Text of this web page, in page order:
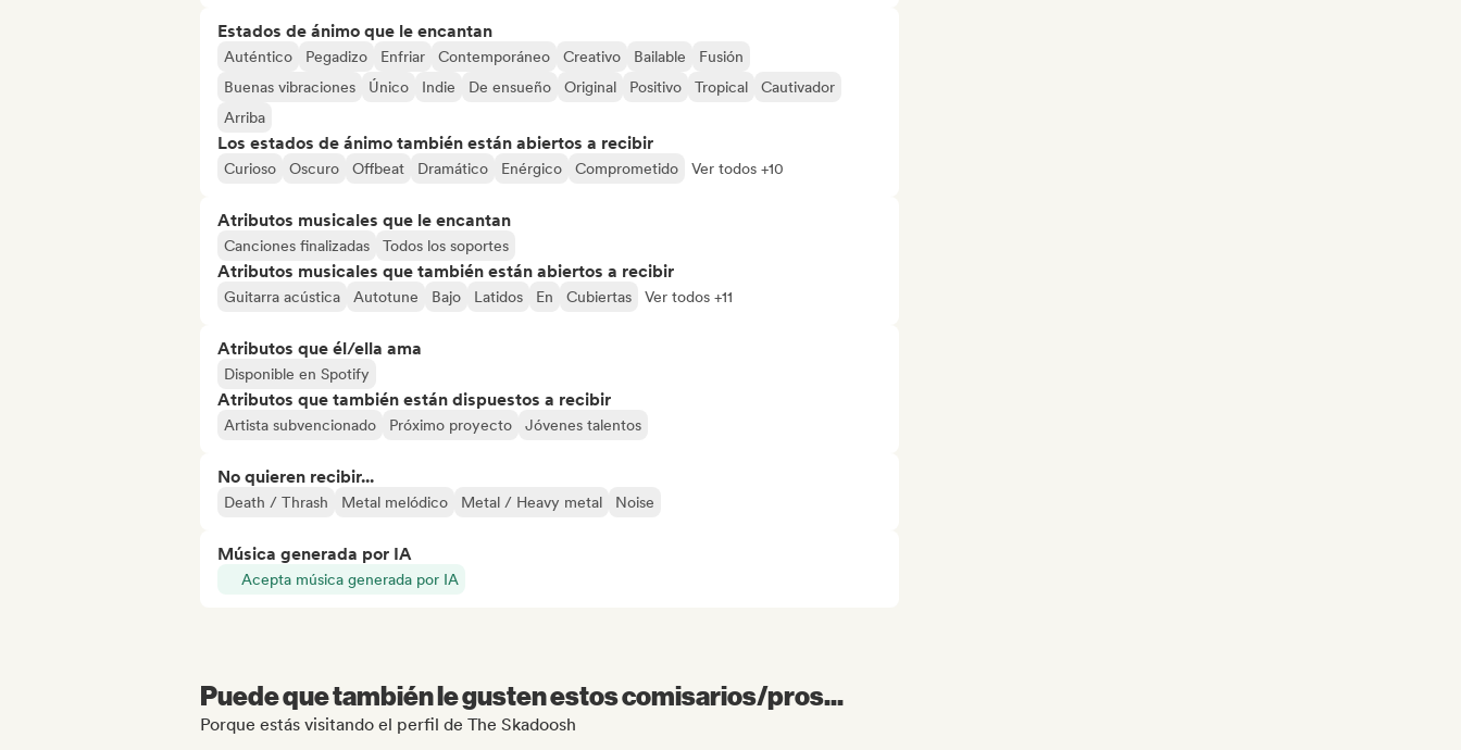
Estados de ánimo que le encantan
Auténtico Pegadizo Enfriar Contemporáneo Creativo Bailable
Fusión
Buenas vibraciones
Único Indie De ensueño Original Positivo Tropical
Cautivador
Arriba
Los estados de ánimo también están abiertos a recibir
Curioso Oscuro Offbeat Dramático Enérgico Comprometido Ver todos +10
Atributos musicales que le encantan
Canciones finalizadas Todos los soportes
Atributos musicales que también están abiertos a recibir
Guitarra acústica Autotune Bajo Latidos En Cubiertas Ver todos +11
Atributos que él/ella ama
Disponible en Spotify
Atributos que también están dispuestos a recibir
Artista subvencionado Próximo proyecto Jóvenes talentos
No quieren recibir...
Death / Thrash Metal melódico Metal / Heavy metal Noise
Música generada por IA
Acepta música generada por IA
Puede que también le gusten estos comisarios/pros...
Porque estás visitando el perfil de The Skadoosh